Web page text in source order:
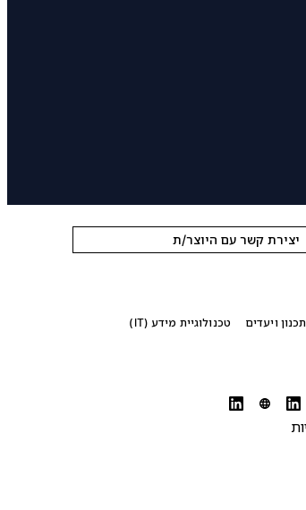
יצירת קשר עם היוצר/ת
תכנון ויעדים טכנולוגיית מידע (IT)